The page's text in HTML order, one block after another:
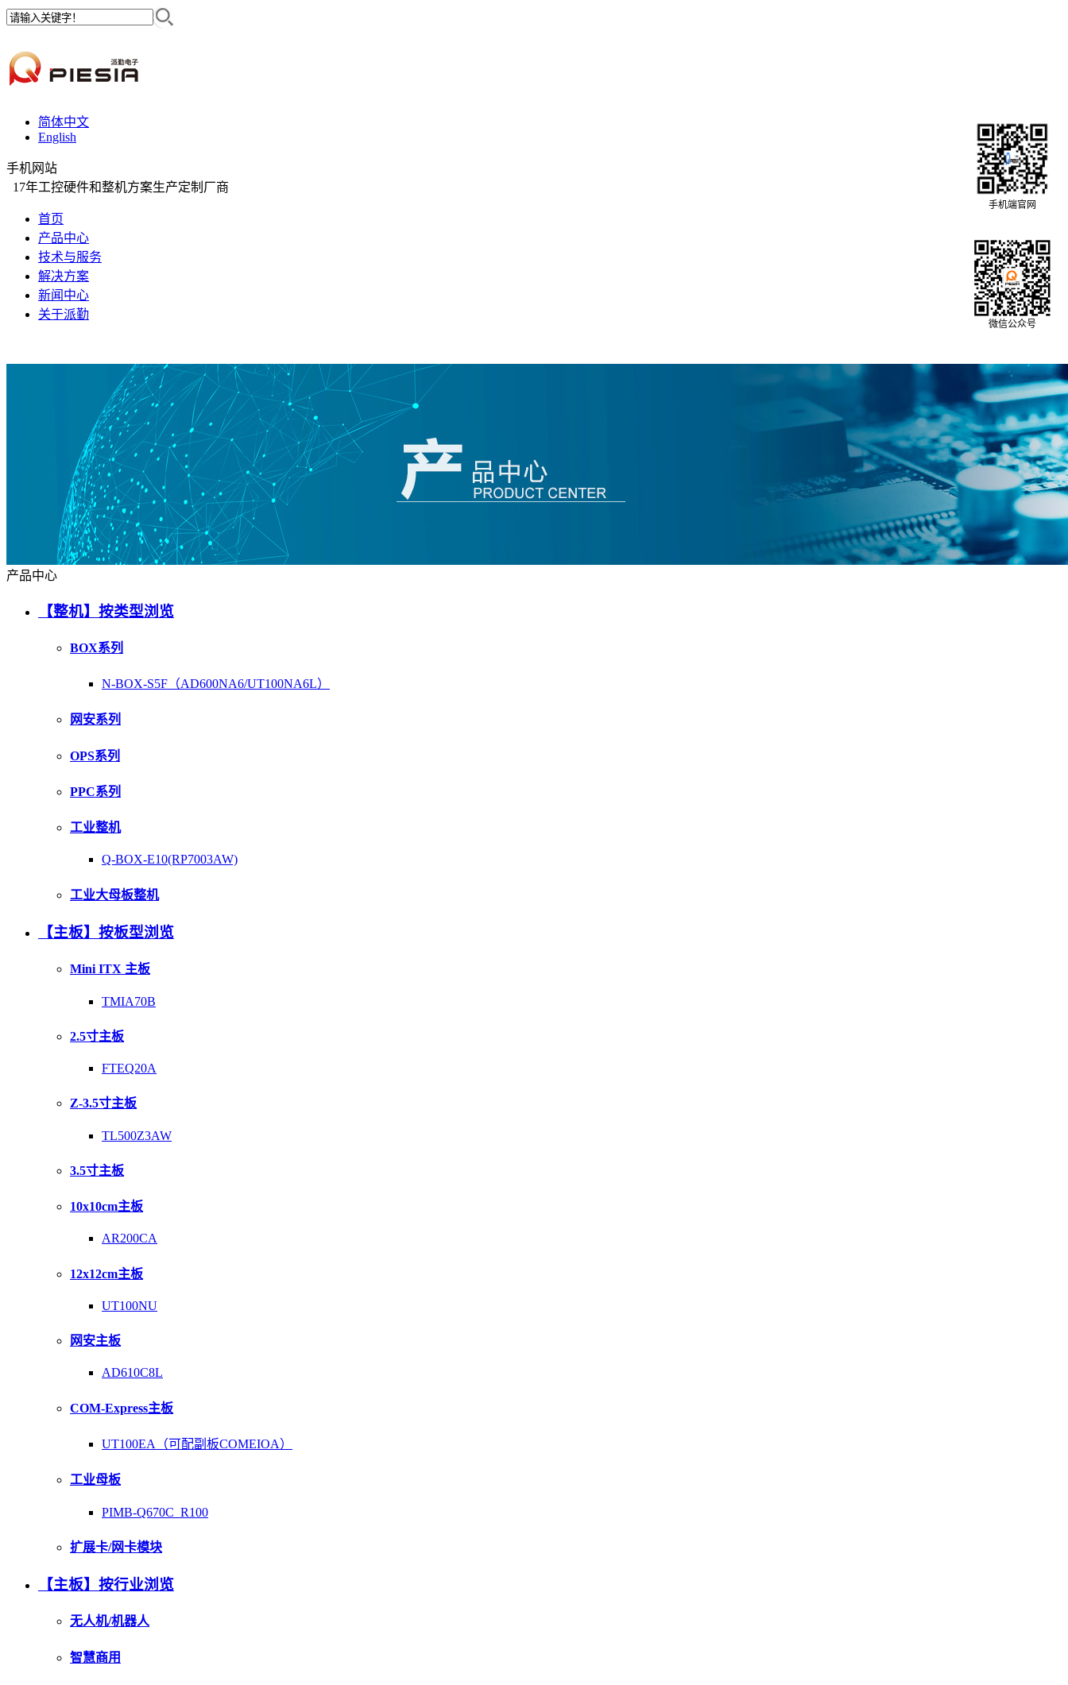
简体中文
English
手机网站
17年工控硬件和整机方案生产定制厂商
首页
产品中心
技术与服务
解决方案
新闻中心
关于派勤
产品中心
【整机】按类型浏览
BOX系列
N-BOX-S5F（AD600NA6/UT100NA6L）
网安系列
OPS系列
PPC系列
工业整机
Q-BOX-E10(RP7003AW)
工业大母板整机
【主板】按板型浏览
Mini ITX 主板
TMIA70B
2.5寸主板
FTEQ20A
Z-3.5寸主板
TL500Z3AW
3.5寸主板
10x10cm主板
AR200CA
12x12cm主板
UT100NU
网安主板
AD610C8L
COM-Express主板
UT100EA（可配副板COMEIOA）
工业母板
PIMB-Q670C_R100
扩展卡/网卡模块
【主板】按行业浏览
无人机/机器人
智慧商用
微信公众号
手机端官网